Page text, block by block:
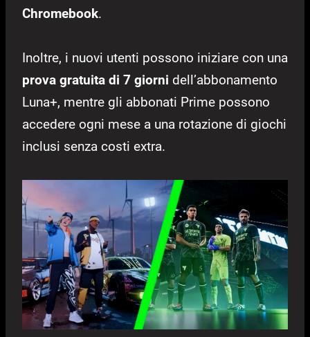
Chromebook.
Inoltre, i nuovi utenti possono iniziare con una
prova gratuita di 7 giorni dell’abbonamento
Luna+, mentre gli abbonati Prime possono
accedere ogni mese a una rotazione di giochi
inclusi senza costi extra.